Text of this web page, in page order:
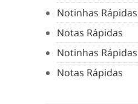
Notinhas Rápidas
Notas Rápidas
Notinhas Rápidas
Notas Rápidas